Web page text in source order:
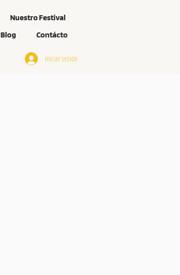
Blog
Nuestro Festival
Contácto
Iniciar sesión